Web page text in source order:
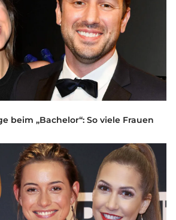
beim „Bachelor“: So viele Frauen